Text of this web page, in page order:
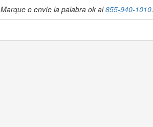
o envíe la palabra ok al855-940-1010.